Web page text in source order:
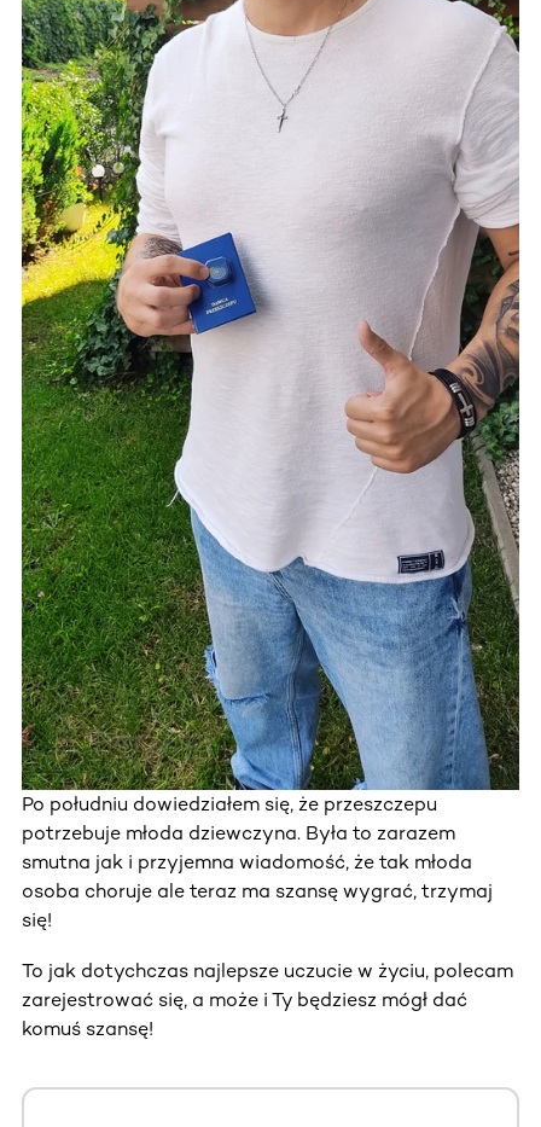
Po południu dowiedziałem się, że przeszczepu
potrzebuje młoda dziewczyna. Była to zarazem
smutna jak i przyjemna wiadomość, że tak młoda
osoba choruje ale teraz ma szansę wygrać, trzymaj
się!
To jak dotychczas najlepsze uczucie w życiu, polecam
zarejestrować się, a może i Ty będziesz mógł dać
komuś szansę!